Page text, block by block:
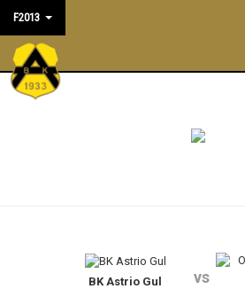
F2013
F2013
LEDARE/TRÄNAREBK Astrio Gul vs